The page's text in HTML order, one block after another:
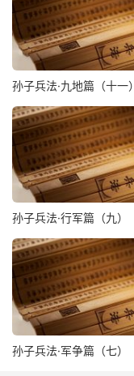
孙子兵法·九地篇（十一）
孙子兵法·行军篇（九）
孙子兵法·军争篇（七）